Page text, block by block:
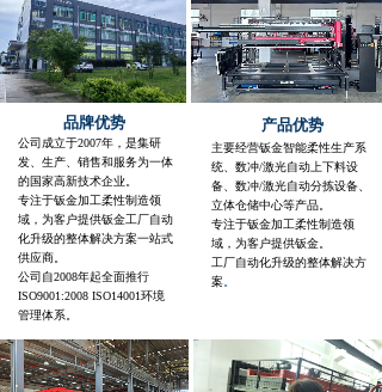
华南及国际各个区域的众多大中型企业中
广泛应用。
公司深圳总部位于深圳市宝安区西乡
街道兴业路老兵大厦东座（三）6011，
生产基地在惠东产业转移园飞泰科智能装
备产业园，占地面积40多亩，是惠州市重
点企业。
钣金智能柔性生产线广泛应用于多个
行业，主要包括：工程机械装备行业、电
气控制柜行业、电梯行业、厨电行业、金
属加工行业；此外，钣金智能柔性生产线
还适用于其他多种行业，如钢质办公家具、
金属天花和幕墙、工具箱柜、钣金分包商、
暖通空调、通讯机箱机柜、防盗门和防火门、
产品优势
主要经营钣金智能柔性生产系
统、数冲/激光自动上下料设
备、数冲/激光自动分拣设备、
立体仓储中心等产品。
专注于钣金加工柔性制造领
域，为客户提供钣金。
工厂自动化升级的整体解决方
案
品牌优势
公司成立于2007年，是集研
发、生产、销售和服务为一体
的国家高新技术企业。
专注于钣金加工柔性制造领
域，为客户提供钣金工厂自动
化升级的整体解决方案一站式
供应商。
公司自2008年起全面推行
ISO9001:2008 ISO14001环境
管理体系。